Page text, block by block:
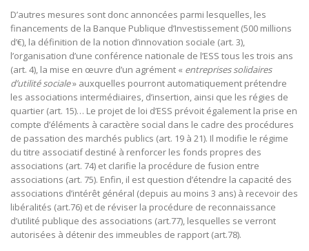
D’autres mesures sont donc annoncées parmi lesquelles, les
financements de la Banque Publique d’Investissement (500 millions
d’€), la définition de la notion d’innovation sociale (art. 3),
l’organisation d’une conférence nationale de l’ESS tous les trois ans
(art. 4), la mise en œuvre d’un agrément « entreprises solidaires
d’utilité sociale» auxquelles pourront automatiquement prétendre
les associations intermédiaires, d’insertion, ainsi que les régies de
quartier (art. 15)… Le projet de loi d’ESS prévoit également la prise en
compte d’éléments à caractère social dans le cadre des procédures
de passation des marchés publics (art. 19 à 21). Il modifie le régime
du titre associatif destiné à renforcer les fonds propres des
associations (art. 74) et clarifie la procédure de fusion entre
associations (art. 75). Enfin, il est question d’étendre la capacité des
associations d’intérêt général (depuis au moins 3 ans) à recevoir des
libéralités (art.76) et de réviser la procédure de reconnaissance
d’utilité publique des associations (art.77), lesquelles se verront
autorisées à détenir des immeubles de rapport (art.78).